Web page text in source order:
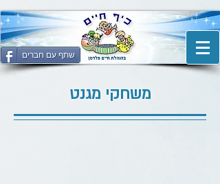
שתף עם חברים
משחקי מגנט